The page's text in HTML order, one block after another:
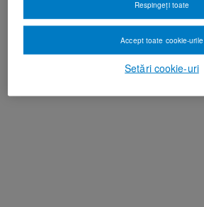
Setări cookie-uri
Respingeți toate
Accept toate cookie-urile